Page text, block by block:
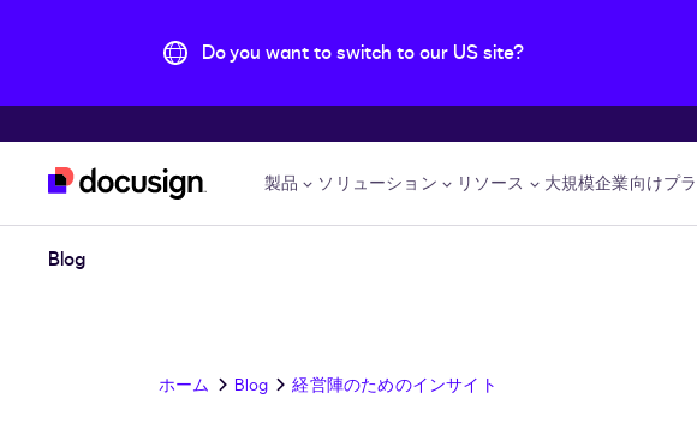
Do you want to switch to our US site?
製品 ソリューション リソース 大規模企業向けプ
Blog
ホーム Blog 経営陣のためのインサイト